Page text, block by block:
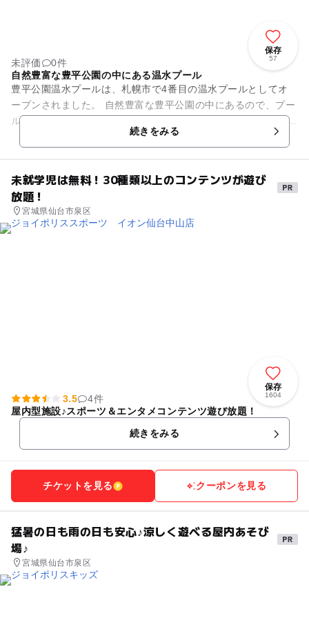
保存
57
未評価
0件
自然豊富な豊平公園の中にある温水プール
豊平公園温水プールは、札幌市で4番目の温水プールとしてオ
ープンされました。 自然豊富な豊平公園の中にあるので、プー
ルで思いっきり楽しんだ後に公園で休憩もできます。 また25m
続きをみる
未就学児は無料！30種類以上のコンテンツが遊び
放題！
宮城県仙台市泉区
保存
1604
3.5
4件
屋内型施設♪スポーツ＆エンタメコンテンツ遊び放題！
続きをみる
チケットを見る クーポンを見る
猛暑の日も雨の日も安心♪涼しく遊べる屋内あそび
場♪
宮城県仙台市泉区